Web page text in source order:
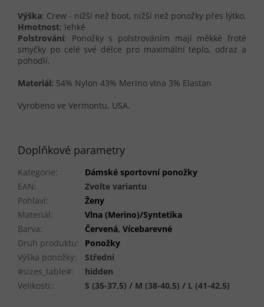
Výška: Crew - nižší než boot, nižší než ponožky přes lýtko.
Hmotnost: lehké
Polstrování: Ponožky s polstrováním mají měkké froté
smyčky po celé své délce pro maximální teplo, odraz a
pohodlí.
Materiál: 54% Nylon 43% Merino vlna 3% Elastan
Vyrobeno ve Vermontu, USA.
Doplňkové parametry
Kategorie:
Dámské sportovní ponožky
EAN:
Zvolte variantu
Pohlaví:
Ženy
Materiál:
Vlna (Merino)/Syntetika
Barva: Červená, Vícebarevné
Druh produktu:
Ponožky
Výška ponožky:
Střední
#sizes_table#:
hidden
Velikosti:: S (35-37,5) / M (38-40,5) / L (41-42,5)